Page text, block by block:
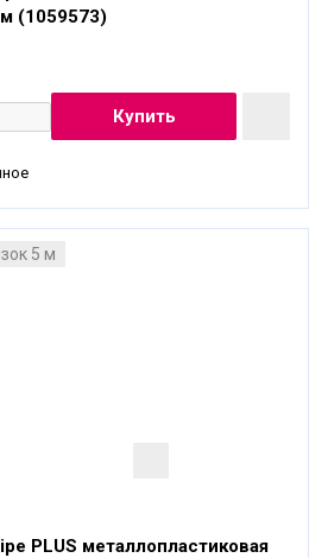
(1059573)
5 м
PLUS металлопластиковая